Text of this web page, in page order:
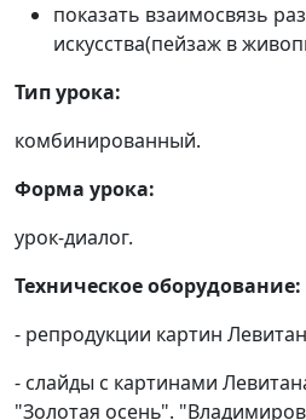
показать взаимосвязь
искусства(пейзаж в
Тип урока:
комбинированный.
Форма урока:
урок-диалог.
Техническое оборудование:
- репродукции картин
- слайды с картинами
"Золотая осень".